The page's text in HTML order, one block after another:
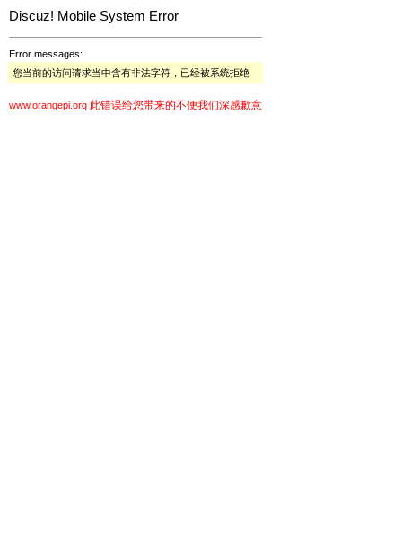
Discuz! Mobile System Error
Error messages:
您当前的访问请求当中含有非法字符，已经被系统拒绝
www.orangepi.org 此错误给您带来的不便我们深感歉意